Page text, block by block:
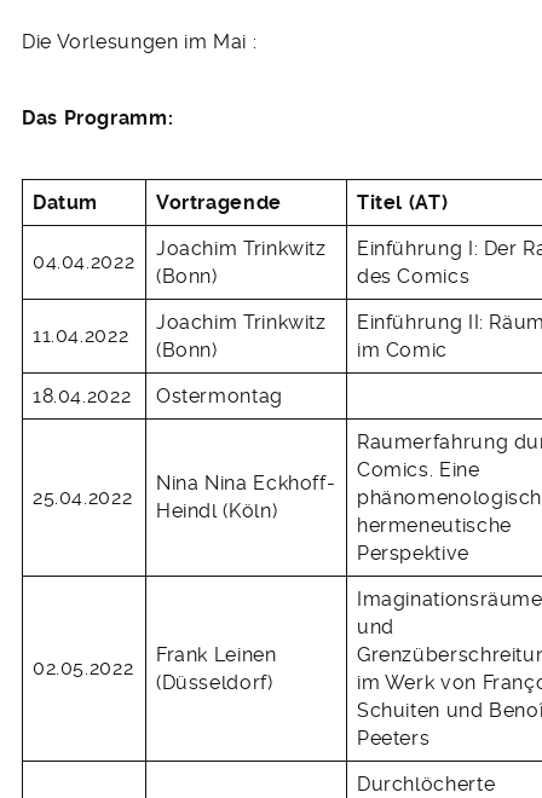
Die Vorlesungen im Mai :
Das Programm:
Datum Vortragende Titel (AT)
04.04.2022
Joachim Trinkwitz
(Bonn)
Einführung I: Der
des Comics
11.04.2022
Joachim Trinkwitz
(Bonn)
Einführung II:
im Comic
18.04.2022
Ostermontag
25.04.2022
Nina Nina Eckhoff-
Heindl (Köln)
Raumerfahrung
Comics. Eine
hermeneutische
Perspektive
02.05.2022
Frank Leinen
(Düsseldorf)
Imaginationsräume
und
im Werk von
Schuiten und
Peeters
Durchlöcherte